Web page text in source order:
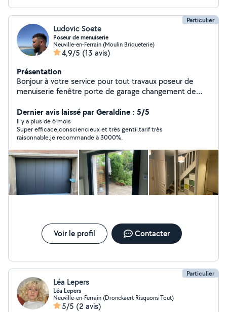
Particulier
Ludovic Soete
Poseur de menuiserie
Neuville-en-Ferrain (Moulin Briqueterie)
4,9/5 (13 avis)
Présentation
Bonjour à votre service pour tout travaux poseur de
menuiserie fenêtre porte de garage changement de
Dernier avis laissé par Geraldine : 5/5
Il y a plus de 6 mois
Super efficace,consciencieux et très gentil.tarif très
raisonnable.je recommande à 3000%.
Voir le profil Contacter
Particulier
Léa Lepers
Léa Lepers
Neuville-en-Ferrain (Dronckaert Risquons Tout)
5/5 (2 avis)